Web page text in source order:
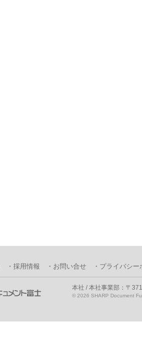
・採用情報 ・お問い合せ ・プライバシ
本社 / 本社事業部：〒
© 2026 SHARP Document